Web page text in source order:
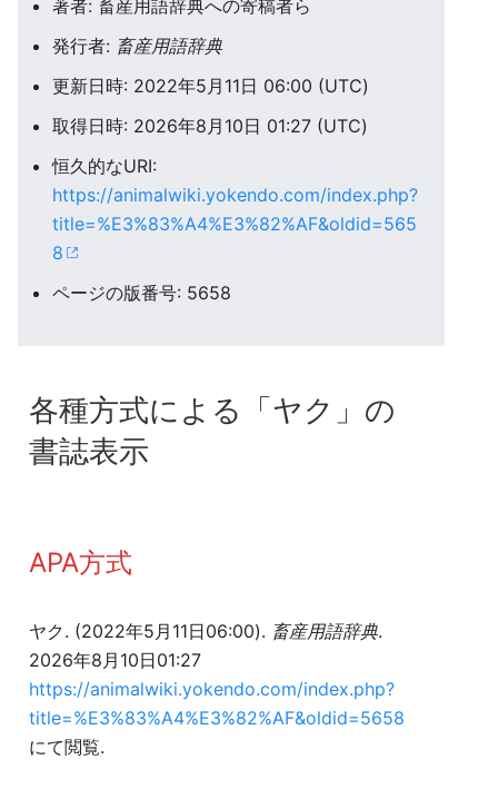
著者: 畜産用語辞典への寄稿者ら
発行者: 畜産用語辞典
更新日時: 2022年5月11日 06:00 (UTC)
取得日時: 2026年8月10日 01:27 (UTC)
恒久的なURI:
https://animalwiki.yokendo.com/index.php?
title=%E3%83%A4%E3%82%AF&oldid=565
8
ページの版番号: 5658
各種方式による「ヤク」の
書誌表示
APA方式
ヤク. (2022年5月11日06:00). 畜産用語辞典.
2026年8月10日01:27
https://animalwiki.yokendo.com/index.php?
title=%E3%83%A4%E3%82%AF&oldid=5658
にて閲覧.